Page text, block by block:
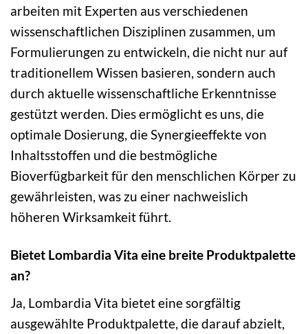
arbeiten mit Experten aus verschiedenen
wissenschaftlichen Disziplinen zusammen, um
Formulierungen zu entwickeln, die nicht nur auf
traditionellem Wissen basieren, sondern auch
durch aktuelle wissenschaftliche Erkenntnisse
gestützt werden. Dies ermöglicht es uns, die
optimale Dosierung, die Synergieeffekte von
Inhaltsstoffen und die bestmögliche
Bioverfügbarkeit für den menschlichen Körper zu
gewährleisten, was zu einer nachweislich
höheren Wirksamkeit führt.
Bietet Lombardia Vita eine breite Produktpalette
an?
Ja, Lombardia Vita bietet eine sorgfältig
ausgewählte Produktpalette, die darauf abzielt,